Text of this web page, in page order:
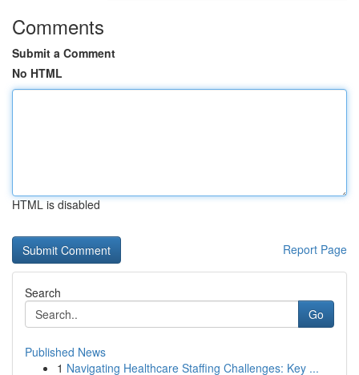
Comments
Submit a Comment
No HTML
HTML is disabled
Report Page
Search
Go
Published News
1 Navigating Healthcare Staffing Challenges: Key ...